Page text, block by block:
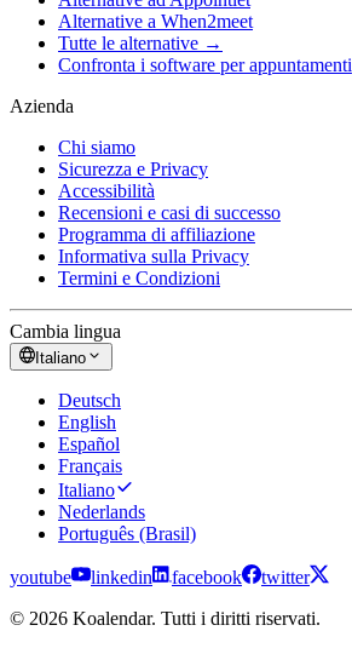
Alternative a When2meet
Tutte le alternative →
Confronta i software per appuntamenti
Azienda
Chi siamo
Sicurezza e Privacy
Accessibilità
Recensioni e casi di successo
Programma di affiliazione
Informativa sulla Privacy
Termini e Condizioni
Cambia lingua
Italiano
Deutsch
English
Español
Français
Italiano
Nederlands
Português (Brasil)
youtube linkedin facebook
twitter
© 2026 Koalendar. Tutti i diritti riservati.